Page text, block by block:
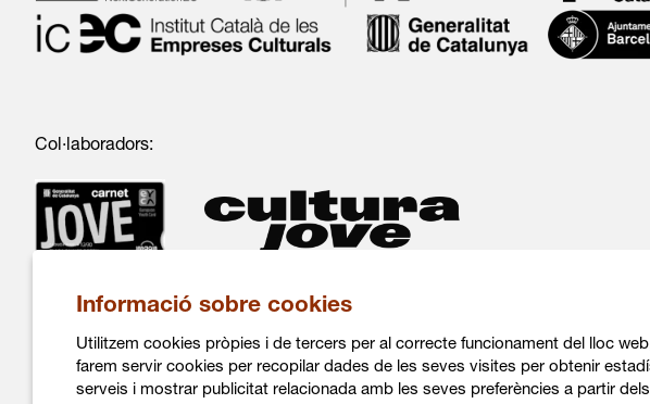
Col·laboradors:
Informació sobre cookies
Utilitzem cookies pròpies i de tercers per al correcte funcionament del lloc
farem servir cookies per recopilar dades de les seves visites per obtenir
serveis i mostrar publicitat relacionada amb les seves preferències a partir